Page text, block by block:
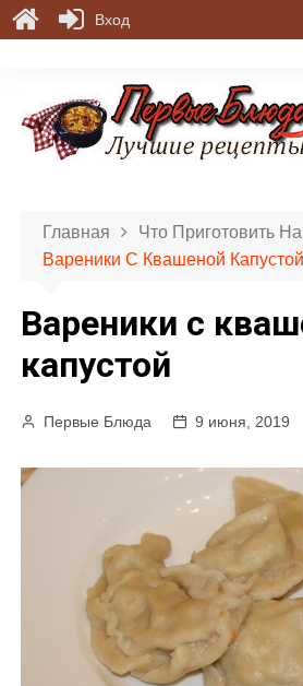
Главная
Что Приготовить
Вареники С Квашеной Капустой
Вареники с
капустой
Первые Блюда 9 июня, 2019
Вход